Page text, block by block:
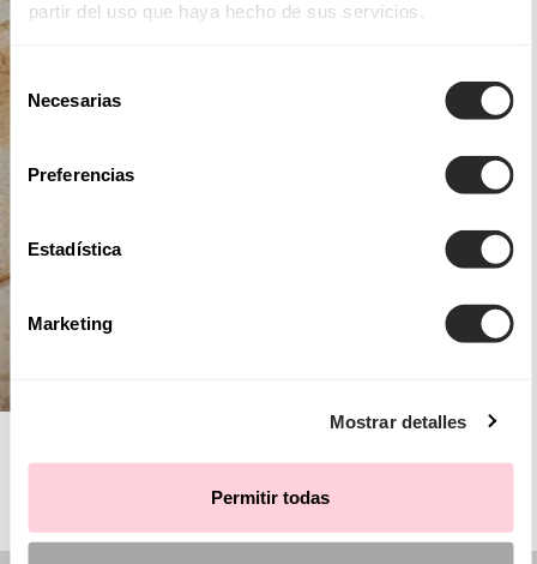
partir del uso que haya hecho de sus servicios.
Selección
Necesarias
Preferencias
Estadística
Marketing
Mostrar detalles
Permitir todas